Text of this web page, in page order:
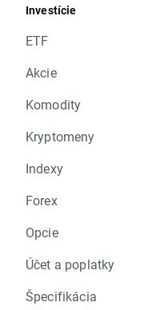
Investície
ETF
Akcie
Komodity
Kryptomeny
Indexy
Forex
Opcie
Účet a poplatky
Špecifikácia